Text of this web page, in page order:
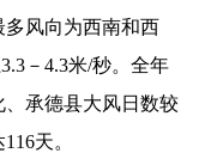
风向为西南和西
－4.3米/秒。全年
、承德县大风日数较
天。